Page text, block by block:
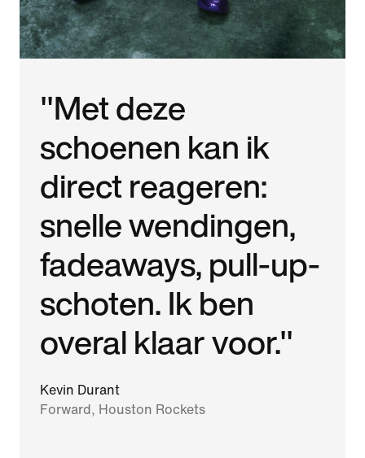
"Met deze
schoenen kan ik
direct reageren:
snelle wendingen,
fadeaways, pull-up-
schoten. Ik ben
overal klaar voor."
Kevin Durant
Forward, Houston Rockets